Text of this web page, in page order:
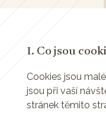
1. Co jsou
Cookies jsou
jsou při vaší
stránek těmito